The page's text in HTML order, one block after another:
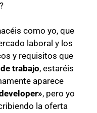
como yo, que
laboral y los
y requisitos que
trabajo, estaréis
aparece
, pero yo
la oferta